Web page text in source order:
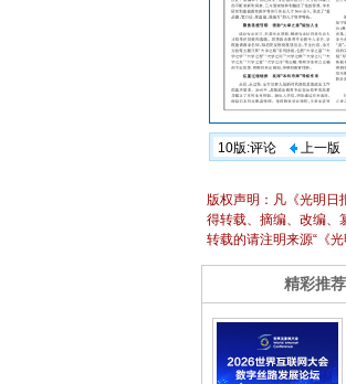
10版:评论 上一版